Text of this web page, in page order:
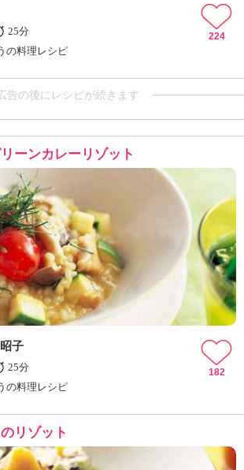
25分
の料理レシピ
224
告の後にレシピが続きます
ーンカレーリゾット
子
25分
の料理レシピ
182
リゾット